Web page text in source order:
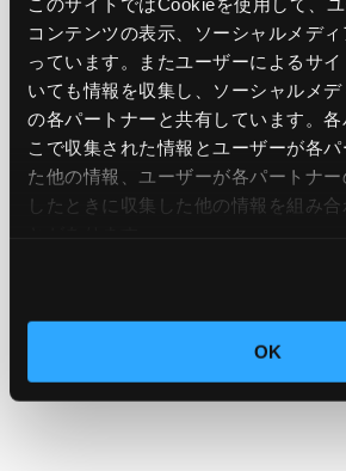
コンテンツの表示、ソーシャルメデ
っています。またユーザーによるサ
いても情報を収集し、ソーシャルメ
の各パートナーと共有しています。各
こで収集された情報とユーザーが各パ
た他の情報、ユーザーが各パートナ
したときに収集した他の情報を組み合
OK
be rejected, ensuring
responsible AI policies of the
IAM policy-based enforcement
responsible AI policies is now
AWS regions where Bedrock
Amazon Bedrock
policy based enforcement for